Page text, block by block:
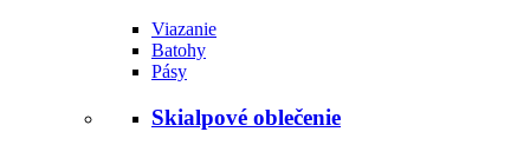
Viazanie
Batohy
Pásy
Skialpové oblečenie